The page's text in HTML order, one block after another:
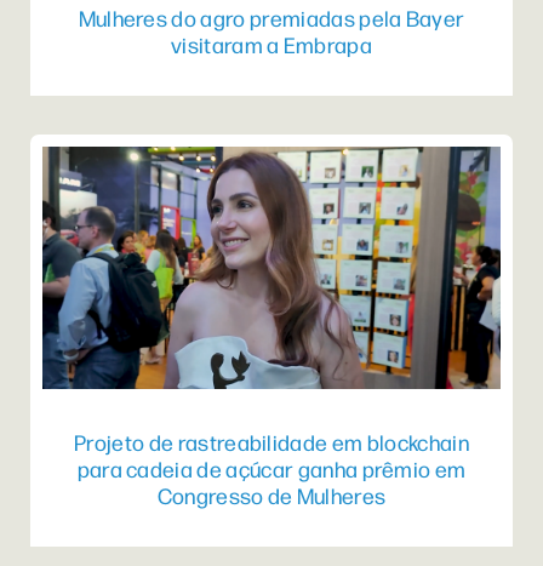
Mulheres do agro premiadas pela Bayer
visitaram a Embrapa
Projeto de rastreabilidade em blockchain
para cadeia de açúcar ganha prêmio em
Congresso de Mulheres